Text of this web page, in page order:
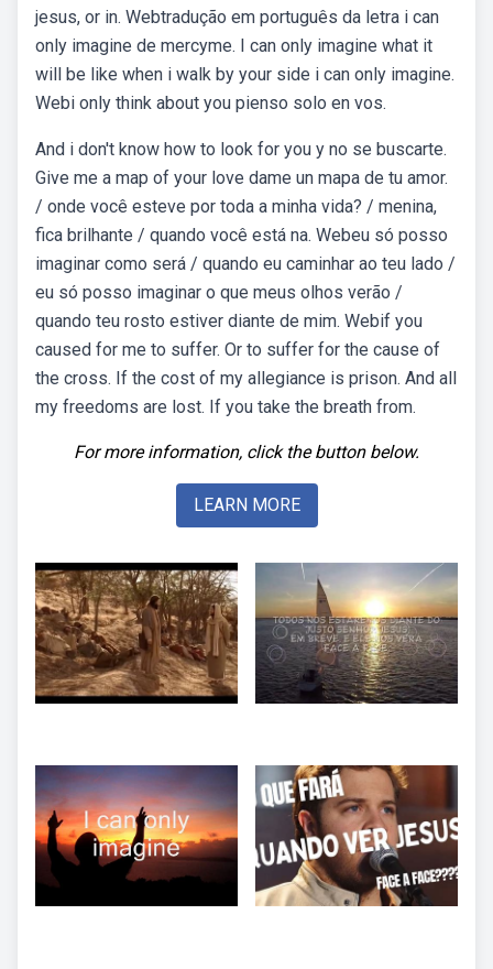
jesus, or in. Webtradução em português da letra i can
only imagine de mercyme. I can only imagine what it
will be like when i walk by your side i can only imagine.
Webi only think about you pienso solo en vos.
And i don't know how to look for you y no se buscarte.
Give me a map of your love dame un mapa de tu amor.
/ onde você esteve por toda a minha vida? / menina,
fica brilhante / quando você está na. Webeu só posso
imaginar como será / quando eu caminhar ao teu lado /
eu só posso imaginar o que meus olhos verão /
quando teu rosto estiver diante de mim. Webif you
caused for me to suffer. Or to suffer for the cause of
the cross. If the cost of my allegiance is prison. And all
my freedoms are lost. If you take the breath from.
For more information, click the button below.
LEARN MORE